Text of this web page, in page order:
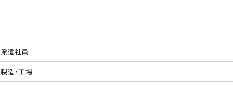
派遣社員
製造・工場